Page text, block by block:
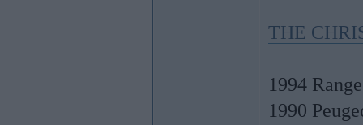
THE
1994
1990